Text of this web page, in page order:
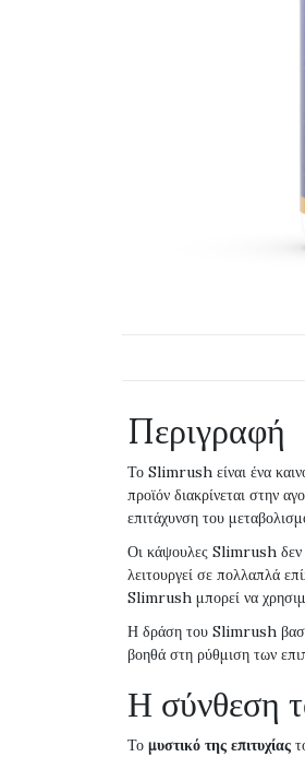
Περιγραφή
Το Slimrush είναι ένα
προϊόν διακρίνεται στην
επιτάχυνση του
Οι κάψουλες Slimrush δεν
λειτουργεί σε πολλαπλά
Slimrush μπορεί να
Η δράση του Slimrush
βοηθά στη ρύθμιση των
Η σύνθεση
Το μυστικό της επιτυχίας